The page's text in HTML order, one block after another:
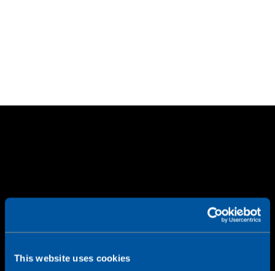
This website uses cookies